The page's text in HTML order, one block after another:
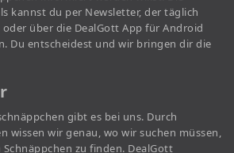
kannst du per Newsletter, der täglich
über die DealGott App für Android
Du entscheidest und wir bringen dir die
gibt es bei uns. Durch
wissen wir genau, wo wir suchen müssen,
zu finden. DealGott